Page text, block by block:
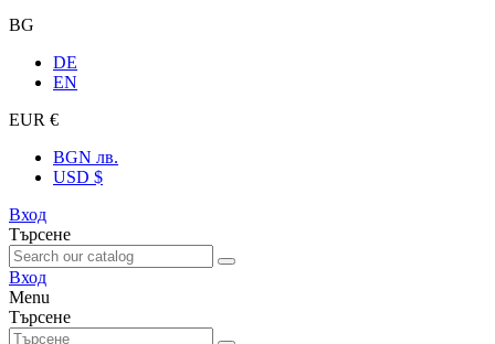
BG
DE
EN
EUR €
BGN лв.
USD $
Вход
Търсене
Вход
Menu
Търсене